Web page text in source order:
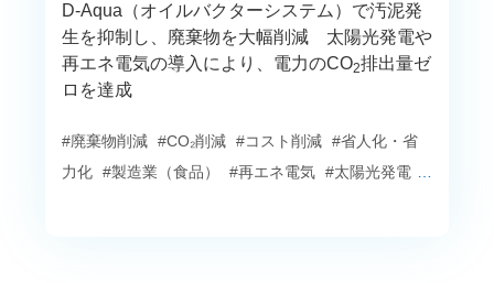
D-Aqua（オイルバクターシステム）で汚泥発
生を抑制し、廃棄物を大幅削減 太陽光発電や
再エネ電気の導入により、電力のCO2排出量ゼ
ロを達成
#廃棄物削減 #CO₂削減 #コスト削減 #省人化・省
力化 #製造業（食品） #再エネ電気 #太陽光発電
#